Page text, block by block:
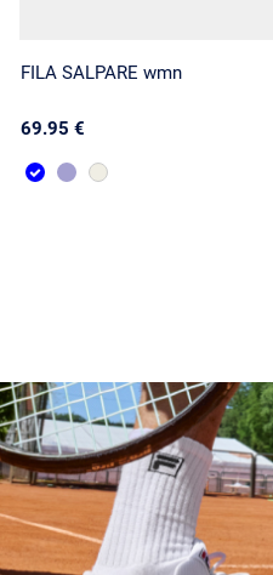
FILA SALPARE wmn
69.95 €